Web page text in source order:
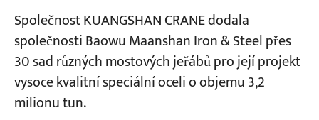
Společnost KUANGSHAN CRANE dodala
společnosti Baowu Maanshan Iron & Steel přes
30 sad různých mostových jeřábů pro její projekt
vysoce kvalitní speciální oceli o objemu 3,2
milionu tun.